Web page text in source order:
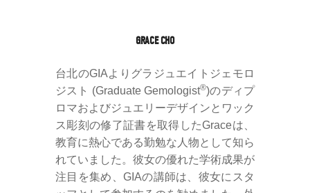
GRACE CHO
台北のGIAよりグラジュエイトジェモロ
ジスト (Graduate Gemologist®)のディプ
ロマおよびジュエリーデザインとワック
ス彫刻の修了証書を取得したGraceは、
教育に熱心である勤勉な人物として知ら
れていました。彼女の優れた学術成果が
注目を集め、GIAの講師は、彼女にスタ